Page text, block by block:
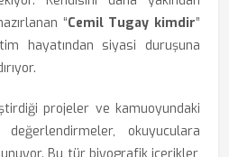
“Cemil Tugay kimdir”
hayatından siyasi duruşuna
projeler ve kamuoyundaki
okuyuculara